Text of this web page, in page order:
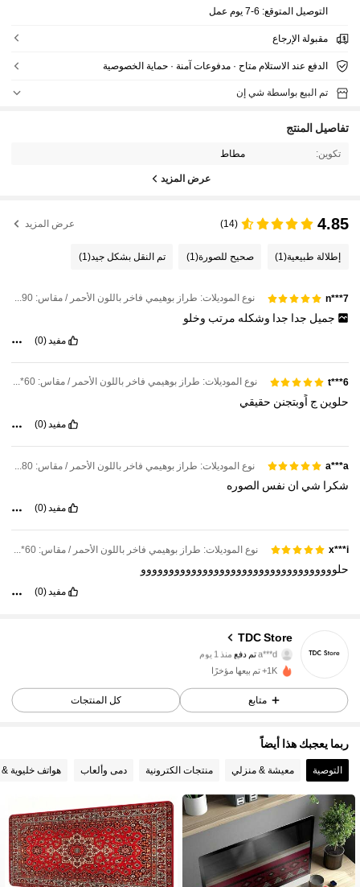
التوصيل المتوقع: 6-7 يوم عمل
مقبولة الإرجاع
الدفع عند الاستلام متاح · مدفوعات آمنة · حماية الخصوصية
تم البيع بواسطة شي إن
تفاصيل المنتج
تكوين: مطاط
عرض المزيد
4.85
(14) عرض المزيد
إطلالة طبيعية(1) صحيح للصورة(1) تم النقل بشكل جيد(1)
n***7 نوع الموديلات: طراز بوهيمي فاخر باللون الأحمر / مقاس: 90*40*0.2سم
جميل جدا جدا وشكله مرتب وخلو
مفيد (0)
t***6 نوع الموديلات: طراز بوهيمي فاخر باللون الأحمر / مقاس: 60*30*0.2سم
حلوين ج اًوبتجنن حقيقي
مفيد (0)
a***a
شكرا شي ان نفس الصوره
مفيد(0)
x***i
حلووووووووووووووووووووووووووووووووووو
مفيد(0)
TDC Store
4.37
13 متابعون
a***dتم دفع منذ 1 يوم
4.37 13 متابعون
13 متابعون
4.37 13 متابعون
1K+ تم بيعها مؤخرًا
متابع كل المنتجات
ربما يعجبك هذا أيضاً
التوصية معيشة & منزلي منتجات الكترونية دمى وألعاب هواتف خليوية